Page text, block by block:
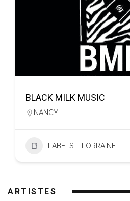
BLACK MILK MUSIC
NANCY
LABELS – LORRAINE
ARTISTES